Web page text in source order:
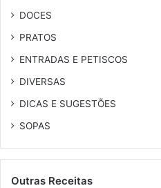
DOCES
PRATOS
ENTRADAS E PETISCOS
DIVERSAS
DICAS E SUGESTÕES
SOPAS
Outras Receitas